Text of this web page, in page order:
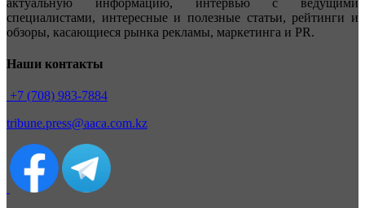
специалистами, интересные и полезные статьи, рейтинги и
обзоры, касающиеся рынка рекламы, маркетинга и PR.
Наши контакты
+7 (708) 983-7884
tribune.press@aaca.com.kz